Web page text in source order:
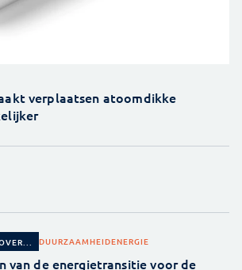
verplaatsen atoomdikke
DUURZAAMHEIDENERGIE
van de energietransitie voor de